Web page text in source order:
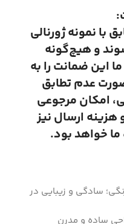
با نمونه ژورنالی
و هیچ‌گونه
این ضمانت را به
عدم تطابق
امکان مرجوعی
ارسال نیز
خواهد بود.
سادگی و زیبایی در
ساده و مدرن